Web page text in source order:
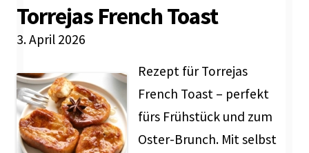
Torrejas French Toast
3. April 2026
Rezept für Torrejas
French Toast – perfekt
fürs Frühstück und zum
Oster-Brunch. Mit selbst